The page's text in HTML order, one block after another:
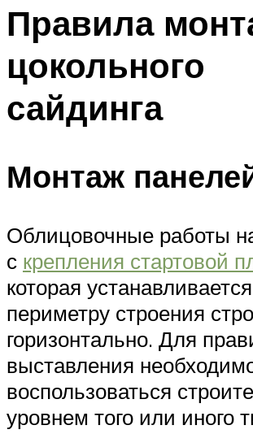
Правила
цокольного
сайдинга
Монтаж
Облицовочные работы
с крепления стартовой
которая
периметру строения
горизонтально. Для
выставления
воспользоваться
уровнем того или иного